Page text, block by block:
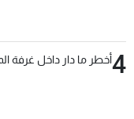
4أخطر ما دار داخل غرفة